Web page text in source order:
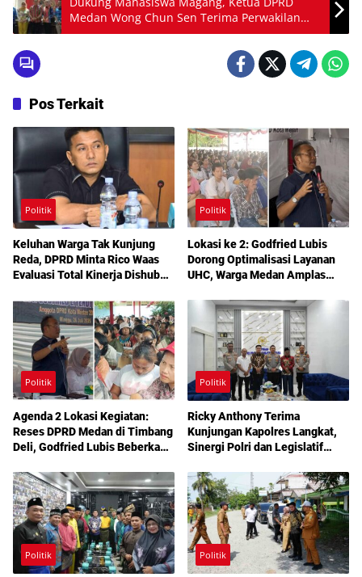
Medan Wong Chun Sen Terima Perwakilan
UTND
Pos Terkait
Politik
Keluhan Warga Tak Kunjung
Reda, DPRD Minta Rico Waas
Evaluasi Total Kinerja Dishub
Politik
Lokasi ke 2: Godfried Lubis
Dorong Optimalisasi Layanan
UHC, Warga Medan Amplas
Berobat Gratis Bermodal KTP
Politik
Agenda 2 Lokasi Kegiatan:
Reses DPRD Medan di Timbang
Deli, Godfried Lubis Beberkan
Layanan Kesehatan Gratis
Politik
Ricky Anthony Terima
Kunjungan Kapolres Langkat,
Sinergi Polri dan Legislatif
Politik Politik